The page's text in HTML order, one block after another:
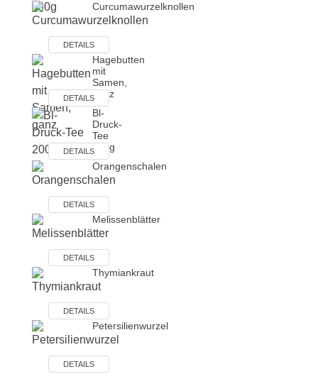
Curcumawurzelknollen
DETAILS
Hagebutten
mit
Samen,
ganz
DETAILS
Bl-
Druck-
Tee
200g
DETAILS
Orangenschalen
DETAILS
Melissenblätter
DETAILS
Thymiankraut
DETAILS
Petersilienwurzel
DETAILS